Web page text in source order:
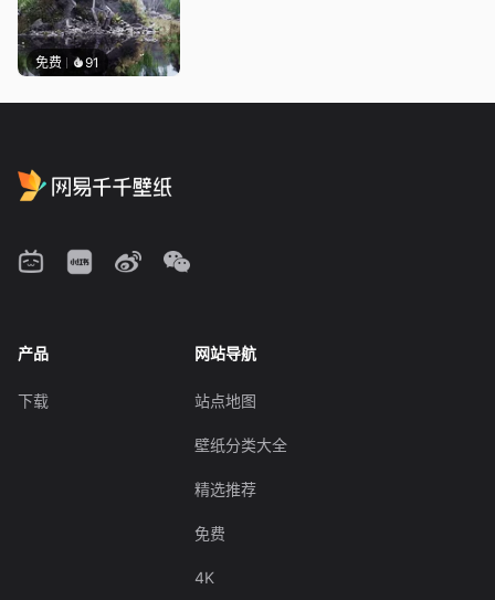
免费 91
产品
下载
网站导航
站点地图
壁纸分类大全
精选推荐
免费
4K